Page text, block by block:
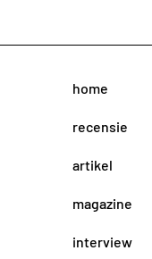
home
recensie
artikel
magazine
interview